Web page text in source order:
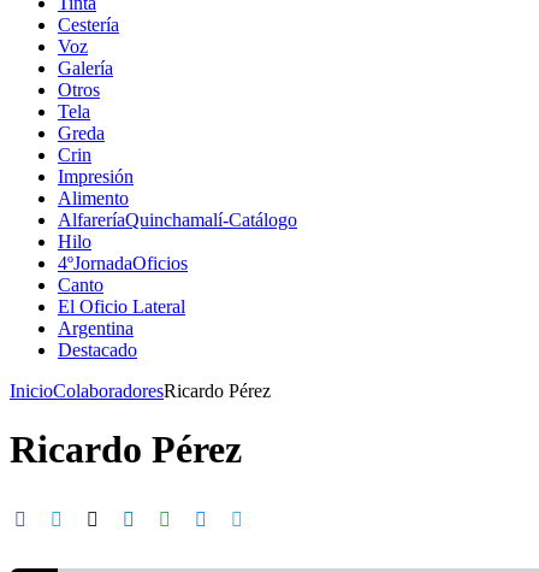
Cestería
Voz
Galería
Otros
Tela
Greda
Crin
Impresión
Alimento
AlfareríaQuinchamalí-Catálogo
Hilo
4ºJornadaOficios
Canto
El Oficio Lateral
Argentina
Destacado
InicioColaboradoresRicardo Pérez
Ricardo Pérez